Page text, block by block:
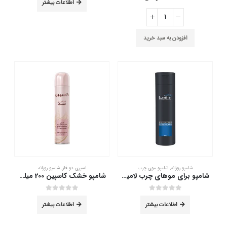
افزودن به سبد خرید
اطلاعات بیشتر
شامپو روزانه, شامپو موی چرب
شامپو برای موهای چرب لامینین 200 میلی لیتر
اطلاعات بیشتر
اسپری دو فاز, شامپو روزانه
شامپو خشک کاسپین 200 میلی لیتر
اطلاعات بیشتر